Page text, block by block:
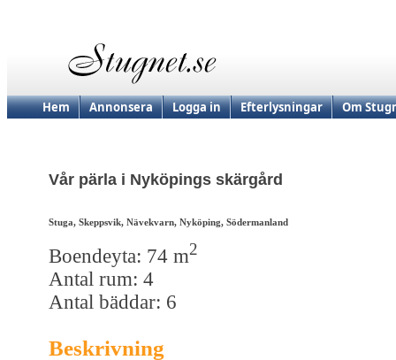
Hem Annonsera Logga in Efterlysningar Om
Vår pärla i Nyköpings skärgård
Stuga, Skeppsvik, Nävekvarn, Nyköping, Södermanland
Boendeyta: 74 m2
Antal rum: 4
Antal bäddar: 6
Beskrivning